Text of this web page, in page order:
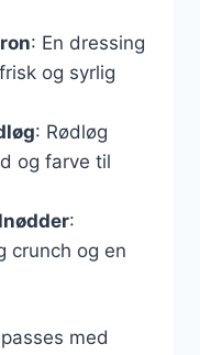
: En dressing
og syrlig
: Rødløg
og farve til
:
crunch og en
med